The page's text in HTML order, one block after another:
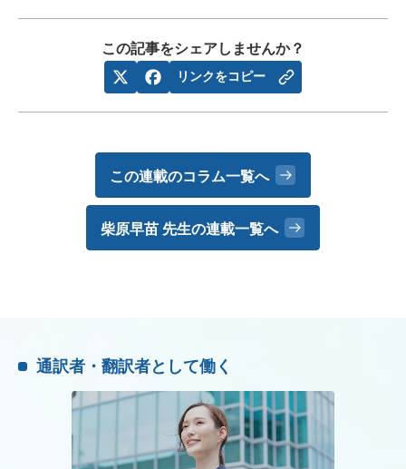
この記事をシェアしませんか？
リンクをコピー
この連載のコラム一覧へ
柴原早苗 先生の連載一覧へ
通訳者・翻訳者として働く